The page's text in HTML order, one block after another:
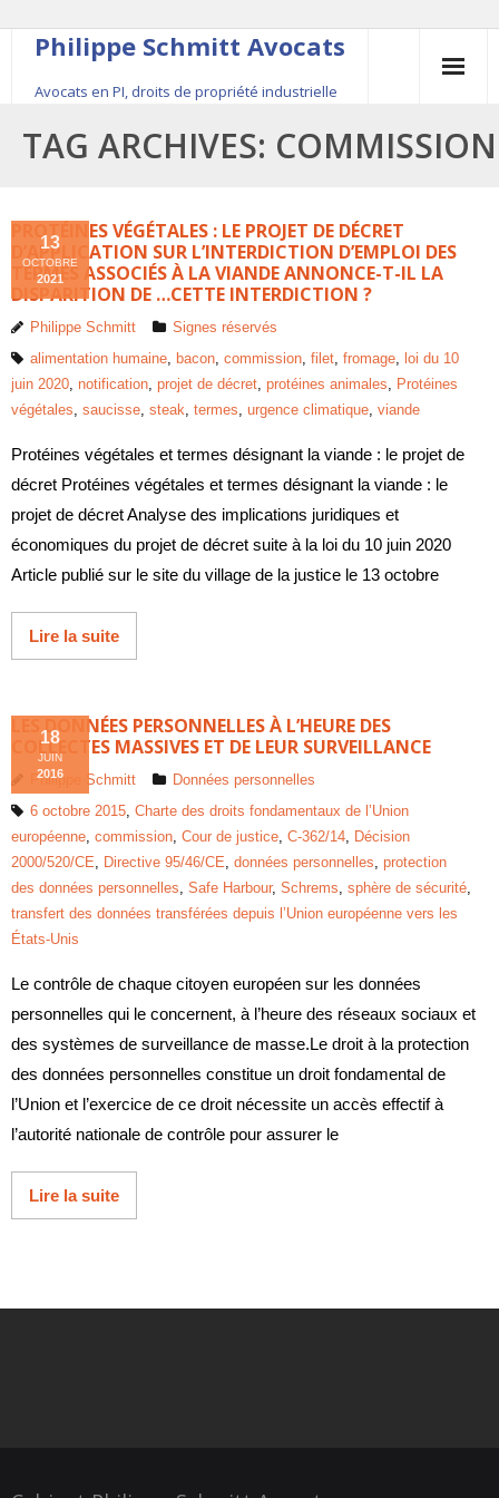
Philippe Schmitt Avocats
Avocats en PI, droits de propriété industrielle
45, rue Saint-Anne, 75001 Paris, +33 (0)1 84 16 35
54
Contact
Le fondateur
Publications
Actualité
TAG ARCHIVES: COMMISSION
PROTÉINES VÉGÉTALES : LE PROJET DE DÉCRET
D’APPLICATION SUR L’INTERDICTION D’EMPLOI DES
TERMES ASSOCIÉS À LA VIANDE ANNONCE-T-IL LA
DISPARITION DE …CETTE INTERDICTION ?
13
OCTOBRE
2021
Philippe Schmitt
Signes réservés
alimentation humaine, bacon, commission, filet, fromage, loi du 10
juin 2020, notification, projet de décret, protéines animales, Protéines
végétales, saucisse, steak, termes, urgence climatique, viande
Protéines végétales et termes désignant la viande : le projet de
décret Protéines végétales et termes désignant la viande : le
projet de décret Analyse des implications juridiques et
économiques du projet de décret suite à la loi du 10 juin 2020
Article publié sur le site du village de la justice le 13 octobre
Lire la suite
LES DONNÉES PERSONNELLES À L’HEURE DES
COLLECTES MASSIVES ET DE LEUR SURVEILLANCE
18
JUIN
2016
Philippe Schmitt
Données personnelles
6 octobre 2015, Charte des droits fondamentaux de l’Union
européenne, commission, Cour de justice, C‑362/14, Décision
2000/520/CE, Directive 95/46/CE, données personnelles, protection
des données personnelles, Safe Harbour, Schrems, sphère de sécurité,
transfert des données transférées depuis l’Union européenne vers les
États-Unis
Le contrôle de chaque citoyen européen sur les données
personnelles qui le concernent, à l’heure des réseaux sociaux et
des systèmes de surveillance de masse.Le droit à la protection
des données personnelles constitue un droit fondamental de
l’Union et l’exercice de ce droit nécessite un accès effectif à
l’autorité nationale de contrôle pour assurer le
Lire la suite